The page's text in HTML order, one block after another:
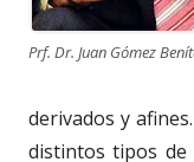
Prf. Dr. Juan Gómez
derivados y
distintos tipos de